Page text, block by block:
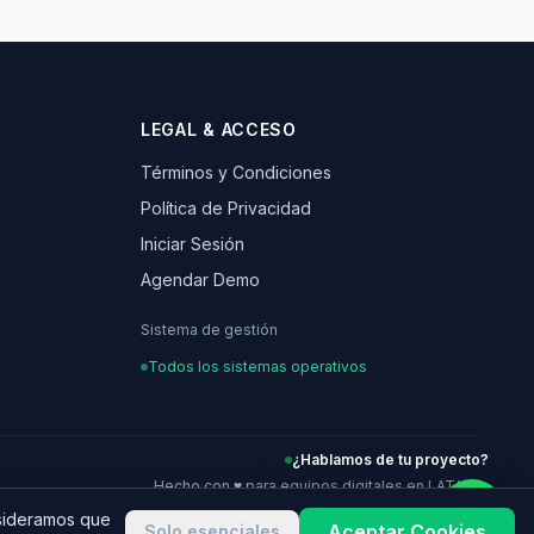
LEGAL & ACCESO
Términos y Condiciones
Política de Privacidad
Iniciar Sesión
Agendar Demo
Sistema de gestión
Todos los sistemas operativos
Hecho con ♥ para equipos digitales en LATAM
¿Hablamos de tu proyecto?
que